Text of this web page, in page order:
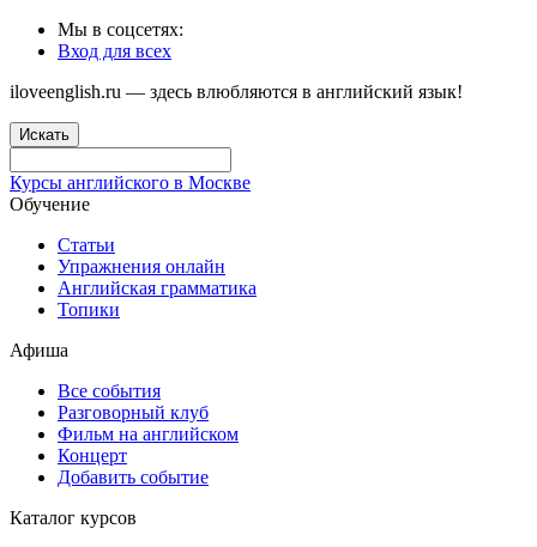
Мы в соцсетях:
Вход для всех
iloveenglish.ru — здесь влюбляются в английский язык!
Искать
Курсы английского в Москве
Обучение
Статьи
Упражнения онлайн
Английская грамматика
Топики
Афиша
Все события
Разговорный клуб
Фильм на английском
Концерт
Добавить событие
Каталог курсов